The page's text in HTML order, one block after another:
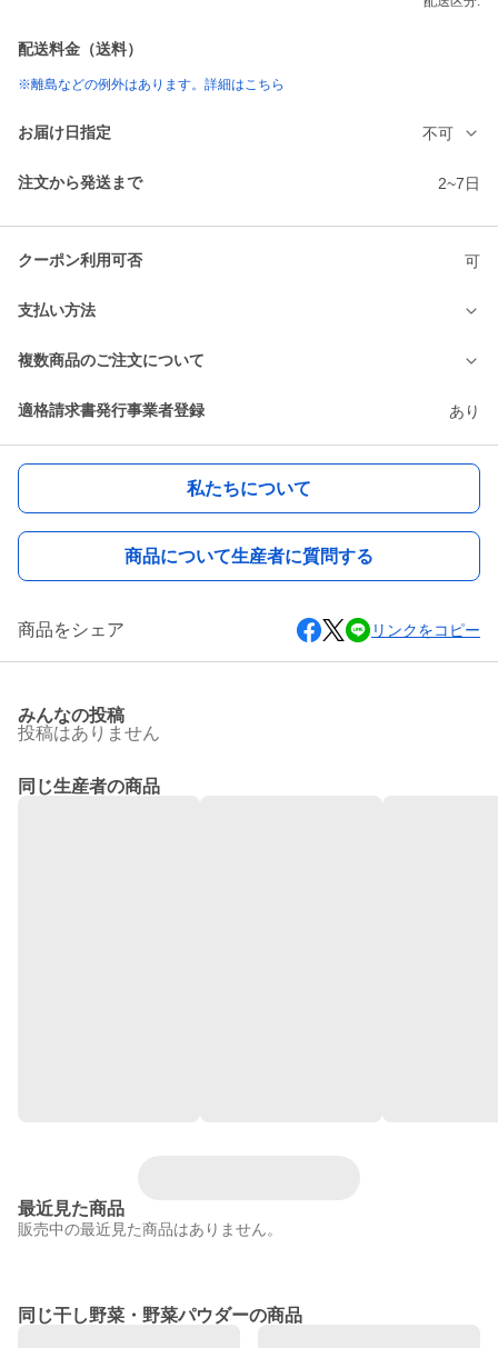
配送料金（送料）
※離島などの例外はあります。詳細はこちら
お届け日指定 不可
注文から発送まで 2~7日
クーポン利用可否 可
支払い方法
複数商品のご注文について
適格請求書発行事業者登録 あり
私たちについて
商品について生産者に質問する
商品をシェア リンクをコピー
みんなの投稿
投稿はありません
同じ生産者の商品
最近見た商品
販売中の最近見た商品はありません。
同じ干し野菜・野菜パウダーの商品